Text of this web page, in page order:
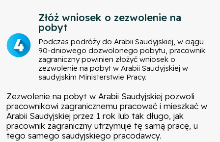
Złóż wniosek o zezwolenie na
pobyt
Podczas podróży do Arabii Saudyjskiej, w ciągu
90-dniowego dozwolonego pobytu, pracownik
zagraniczny powinien złożyć wniosek o
zezwolenie na pobyt w Arabii Saudyjskiej w
saudyjskim Ministerstwie Pracy.
Zezwolenie na pobyt w Arabii Saudyjskiej pozwoli
pracownikowi zagranicznemu pracować i mieszkać w
Arabii Saudyjskiej przez 1 rok lub tak długo, jak
pracownik zagraniczny utrzymuje tę samą pracę, u
tego samego saudyjskiego pracodawcy.